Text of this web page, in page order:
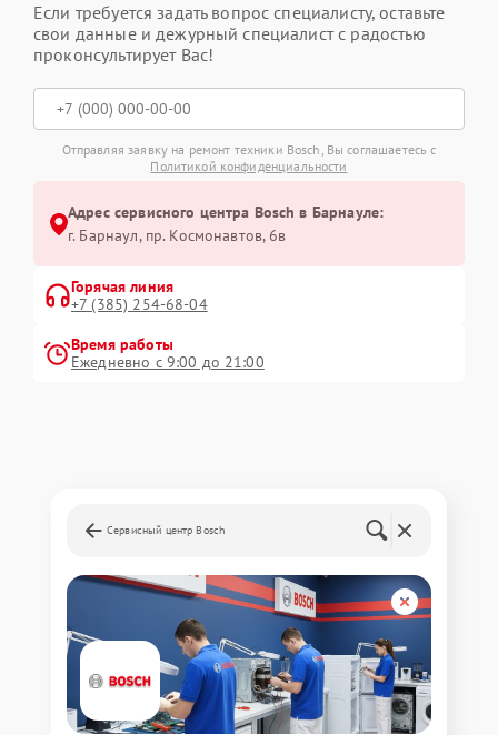
Если требуется задать вопрос специалисту, оставьте
свои данные и дежурный специалист с радостью
проконсультирует Вас!
Отправляя заявку на ремонт техники Bosch, Вы соглашаетесь с
Политикой конфиденциальности
Адрес сервисного центра Bosch в Барнауле:
г. Барнаул, ​пр. Космонавтов, 6в
Горячая линия
+7 (385) 254-68-04
Время работы
Ежедневно с 9:00 до 21:00
Сервисный центр Bosch